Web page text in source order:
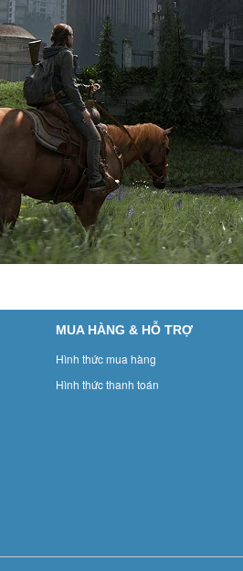
MUA HÀNG & HỖ TRỢ
Hình thức mua hàng
Hình thức thanh toán